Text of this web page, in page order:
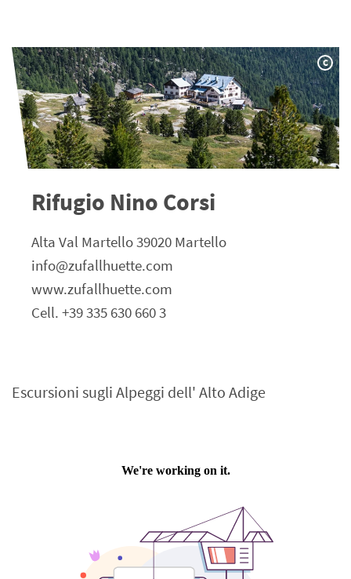
C
Rifugio Nino Corsi
Alta Val Martello 39020 Martello
info@zufallhuette.com
www.zufallhuette.com
Cell. +39 335 630 660 3
Escursioni sugli Alpeggi dell' Alto Adige